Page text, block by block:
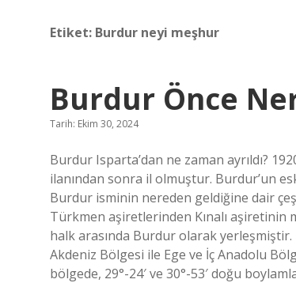
Etiket: Burdur neyi meşhur
Burdur Önce
Tarih: Ekim 30, 2024
Burdur Isparta’dan ne zaman ayrıldı?
ilanından sonra il olmuştur. Burdur’un
Burdur isminin nereden geldiğine dair
Türkmen aşiretlerinden Kınalı aşiretinin
halk arasında Burdur olarak
Akdeniz Bölgesi ile Ege ve İç Anadolu
bölgede, 29°-24′ ve 30°-53′ doğu